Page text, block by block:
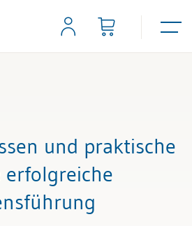
und praktische